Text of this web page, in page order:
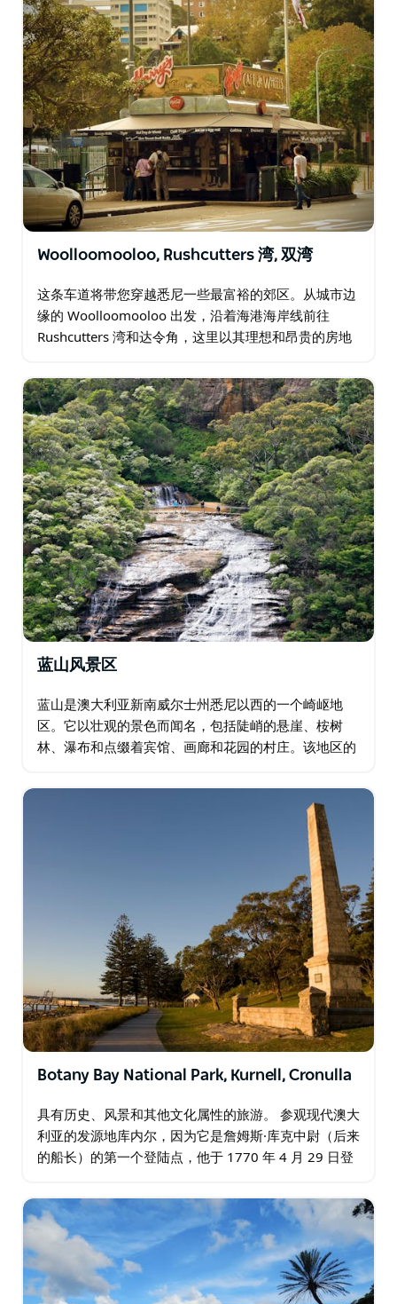
Woolloomooloo, Rushcutters 湾, 双湾
这条车道将带您穿越悉尼一些最富裕的郊区。从城市边
缘的 Woolloomooloo 出发，沿着海港海岸线前往
Rushcutters 湾和达令角，这里以其理想和昂贵的房地
蓝山风景区
蓝山是澳大利亚新南威尔士州悉尼以西的一个崎岖地
区。它以壮观的景色而闻名，包括陡峭的悬崖、桉树
林、瀑布和点缀着宾馆、画廊和花园的村庄。该地区的
Echo Point 享有著名的三姐妹砂岩岩层景观。…
Botany Bay National Park, Kurnell, Cronulla
具有历史、风景和其他文化属性的旅游。 参观现代澳大
利亚的发源地库内尔，因为它是詹姆斯·库克中尉（后来
的船长）的第一个登陆点，他于 1770 年 4 月 29 日登
定居点…